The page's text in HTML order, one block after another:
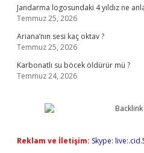
Jandarma logosundaki 4 yıldız ne
Temmuz 25, 2026
Ariana’nın sesi kaç oktav ?
Temmuz 25, 2026
Karbonatlı su böcek öldürür mü ?
Temmuz 24, 2026
Reklam ve İletişim: Skype: